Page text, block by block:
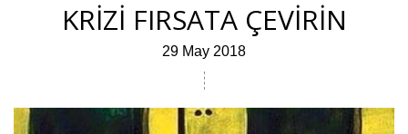
KRİZİ FIRSATA ÇEVİRİN
29 May 2018